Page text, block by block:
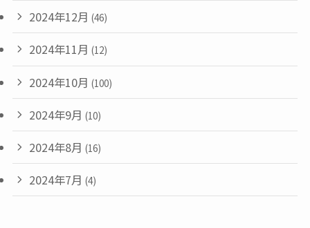
2024年12月 (46)
2024年11月 (12)
2024年10月 (100)
2024年9月 (10)
2024年8月 (16)
2024年7月 (4)